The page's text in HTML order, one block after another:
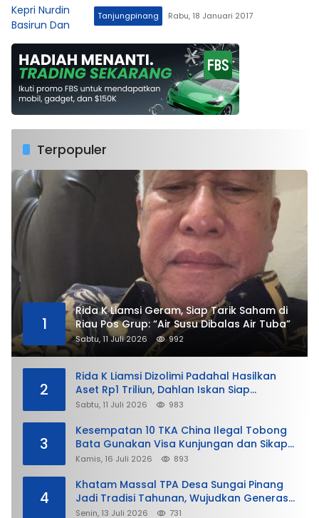
Tanjungpinang Rabu, 18 Januari 2017
Terpopuler
1
Rida K Liamsi Geram, Siap Tarik Saham di
Riau Pos Grup: “Air Susu Dibalas Air Tuba”
Sabtu, 11 Juli 2026 992
2
Rida K Liamsi Dizolimi Padahal Hasilkan
Aset Rp1 Triliun, Dahlan Iskan Siap
Membela
Sabtu, 11 Juli 2026 983
3
Kesempatan 10 TKA China Ilegal Tobong
Bata Gunakan Visa Kunjungan dan Sikap
Lunak Ditjen Imigrasi Kepri?
Kamis, 16 Juli 2026 893
4
Khatam Massal TPA Desa Sungai Pinang
Jadi Tradisi Tahunan, Wujudkan Generasi
Qurani
Senin, 13 Juli 2026 731